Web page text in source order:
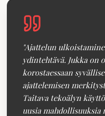
"Ajattelun
ydintehtävä. Jukka on
korostaessaan
ajattelemisen
Taitava tekoälyn
uusia mahdollisuuksia